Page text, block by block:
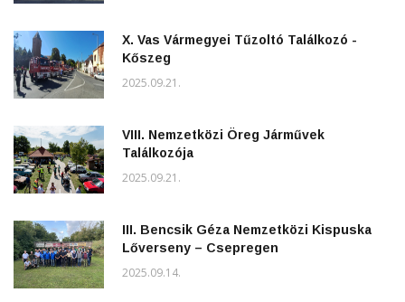
X. Vas Vármegyei Tűzoltó Találkozó -
Kőszeg
2025.09.21.
VIII. Nemzetközi Öreg Járművek
Találkozója
2025.09.21.
III. Bencsik Géza Nemzetközi Kispuska
Lőverseny – Csepregen
2025.09.14.